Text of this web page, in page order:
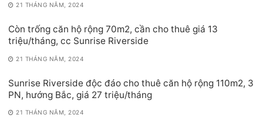
21 THÁNG NĂM, 2024
Còn trống căn hộ rộng 70m2, cần cho thuê giá 13
triệu/tháng, cc Sunrise Riverside
21 THÁNG NĂM, 2024
Sunrise Riverside độc đáo cho thuê căn hộ rộng 110m2, 3
PN, hướng Bắc, giá 27 triệu/tháng
21 THÁNG NĂM, 2024